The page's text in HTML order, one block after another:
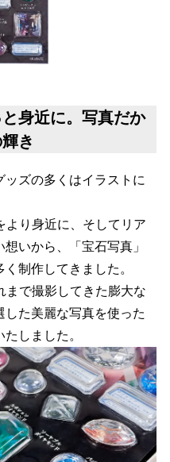
身近に。写真だか
き
ッズの多くはイラストに
より身近に、そしてリア
いから、「宝石写真」
制作してきました。
まで撮影してきた膨大な
た美麗な写真を使った
しました。